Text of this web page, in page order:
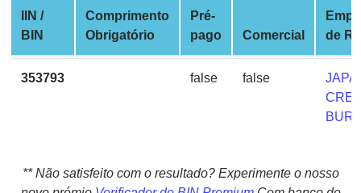
CC
Generator
from
Banks
Credit
IIN /
BIN
Comprimento
Obrigatório
Pré-
pago
Comercial
de
353793 false false
** Não satisfeito com o resultado? Experimente o nosso